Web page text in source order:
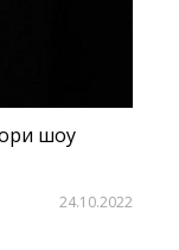
шоу
24.10.2022